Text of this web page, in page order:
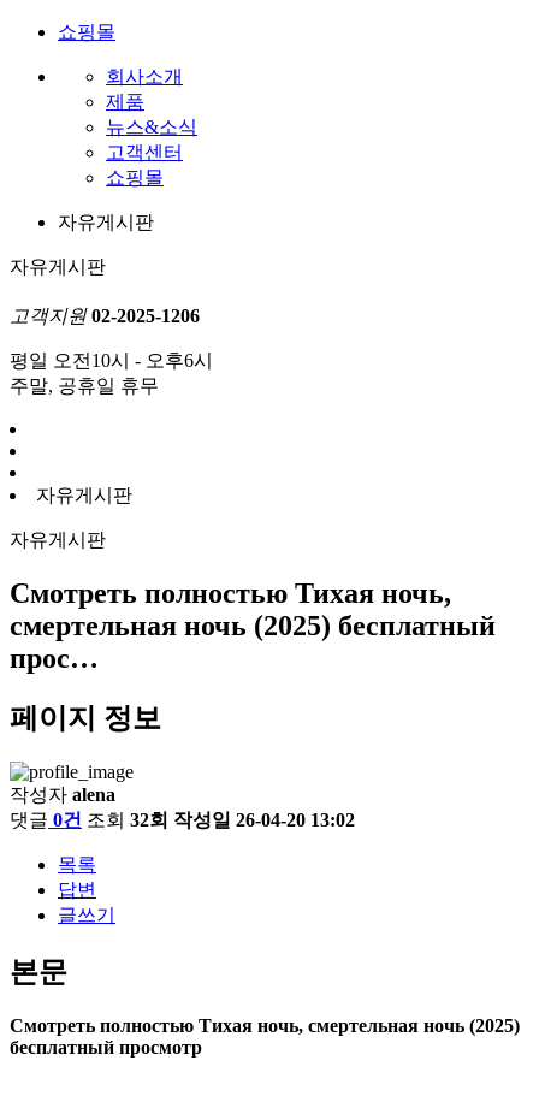
쇼핑몰
회사소개
제품
뉴스&소식
고객센터
쇼핑몰
자유게시판
자유게시판
고객지원 02-2025-1206
평일 오전10시 - 오후6시
주말, 공휴일 휴무
자유게시판
자유게시판
Смотреть полностью Тихая ночь,
смертельная ночь (2025) бесплатный
прос…
페이지 정보
작성자 alena
댓글 0건 조회 32회 작성일 26-04-20 13:02
목록
답변
글쓰기
본문
Смотреть полностью Тихая ночь, смертельная ночь (2025)
бесплатный просмотр